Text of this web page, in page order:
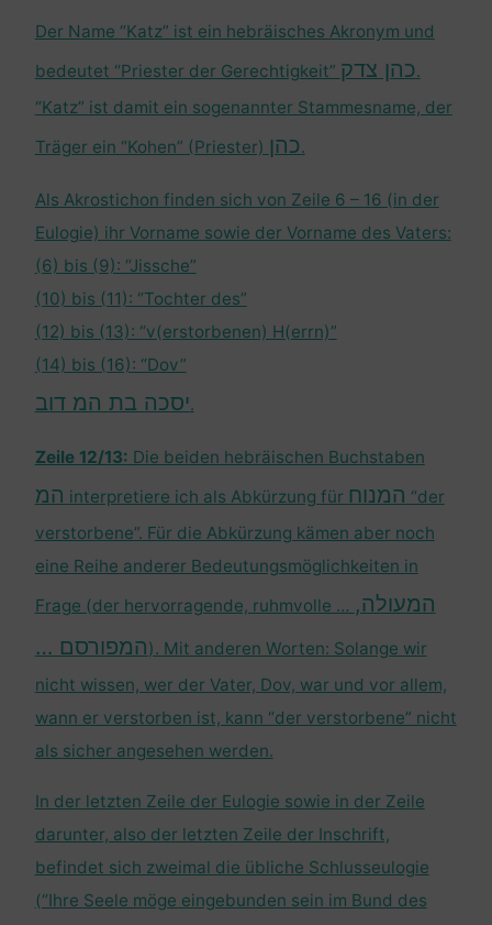
Der Name “Katz” ist ein hebräisches Akronym und
bedeutet “Priester der Gerechtigkeit” כהן צדק.
“Katz” ist damit ein sogenannter Stammesname, der
Träger ein “Kohen” (Priester) כהן.
Als Akrostichon finden sich von Zeile 6 – 16 (in der
Eulogie) ihr Vorname sowie der Vorname des Vaters:
(6) bis (9): “Jissche”
(10) bis (11): “Tochter des”
(12) bis (13): “v(erstorbenen) H(errn)”
(14) bis (16): “Dov”
יסכה בת המ דוב.
Zeile 12/13: Die beiden hebräischen Buchstaben
המ interpretiere ich als Abkürzung für המנוח “der
verstorbene”. Für die Abkürzung kämen aber noch
eine Reihe anderer Bedeutungsmöglichkeiten in
Frage (der hervorragende, ruhmvolle … המעולה,
המפורסם …). Mit anderen Worten: Solange wir
nicht wissen, wer der Vater, Dov, war und vor allem,
wann er verstorben ist, kann “der verstorbene” nicht
als sicher angesehen werden.
In der letzten Zeile der Eulogie sowie in der Zeile
darunter, also der letzten Zeile der Inschrift,
befindet sich zweimal die übliche Schlusseulogie
(“Ihre Seele möge eingebunden sein im Bund des